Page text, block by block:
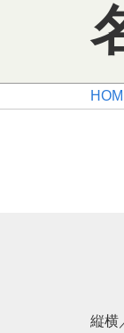
縦横